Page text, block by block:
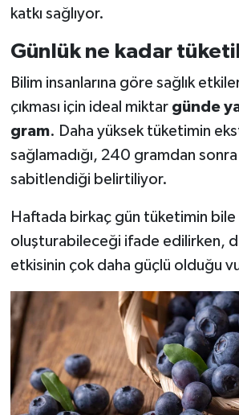
katkı sağlıyor.
Günlük ne kadar
Bilim insanlarına göre sağlık
çıkması için ideal miktar günde
gram. Daha yüksek tüketimin
sağlamadığı, 240 gramdan
sabitlendiği belirtiliyor.
Haftada birkaç gün tüketimin
oluşturabileceği ifade edilirken,
etkisinin çok daha güçlü olduğu